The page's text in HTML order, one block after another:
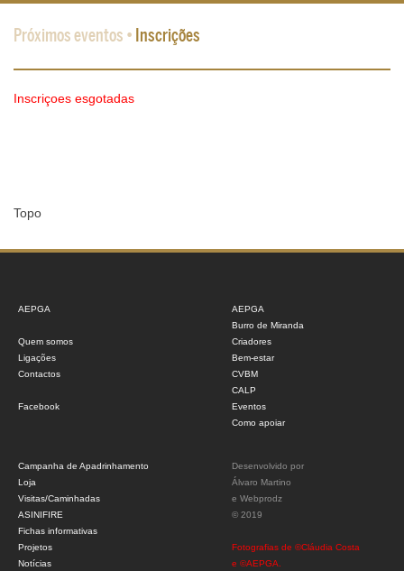
Próximos eventos • Inscrições
Inscriçoes esgotadas
Topo
AEPGA
Quem somos
Ligações
Contactos
Facebook
AEPGA
Burro de Miranda
Criadores
Bem-estar
CVBM
CALP
Eventos
Como apoiar
Campanha de Apadrinhamento
Loja
Visitas/Caminhadas
ASINIFIRE
Fichas informativas
Projetos
Notícias
Desenvolvido por
Álvaro Martino
e Webprodz
© 2019
Fotografias de ©Cláudia Costa
e ©AEPGA.